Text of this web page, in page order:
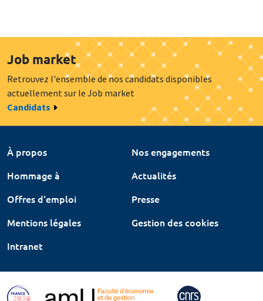
Job market
Retrouvez l'ensemble de nos candidats disponibles
actuellement sur le Job market
Candidats
À propos
Nos engagements
Hommage à
Actualités
Offres d'emploi
Presse
Mentions légales
Gestion des cookies
Intranet